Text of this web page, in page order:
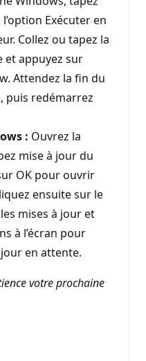
Exécuter en
Collez ou tapez la
et appuyez sur
Attendez la fin du
puis redémarrez
: Ouvrez la
mise à jour du
OK pour ouvrir
ensuite sur le
mises à jour et
à l’écran pour
en attente.
votre prochaine